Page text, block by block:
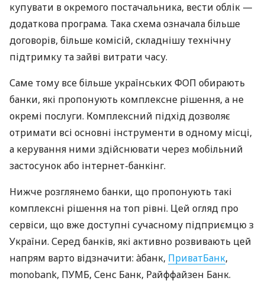
купувати в окремого постачальника, вести облік —
додаткова програма. Така схема означала більше
договорів, більше комісій, складнішу технічну
підтримку та зайві витрати часу.
Саме тому все більше українських ФОП обирають
банки, які пропонують комплексне рішення, а не
окремі послуги. Комплексний підхід дозволяє
отримати всі основні інструменти в одному місці,
а керування ними здійснювати через мобільний
застосунок або інтернет-банкінг.
Нижче розглянемо банки, що пропонують такі
комплексні рішення на топ рівні. Цей огляд про
сервіси, що вже доступні сучасному підприємцю з
України. Серед банків, які активно розвивають цей
напрям варто відзначити: àбанк, ПриватБанк,
monobank, ПУМБ, Сенс Банк, Райффайзен Банк.